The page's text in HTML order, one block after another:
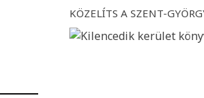
KÖZELÍTS A SZENT-